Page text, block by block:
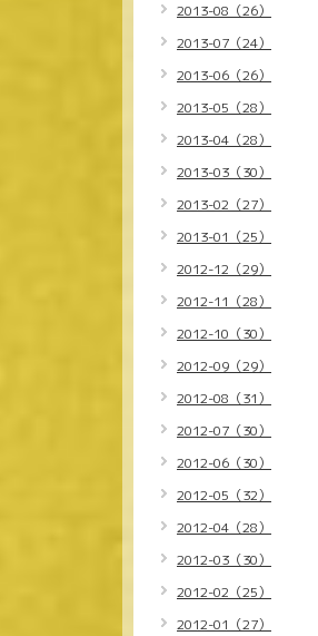
2013-08（26）
2013-07（24）
2013-06（26）
2013-05（28）
2013-04（28）
2013-03（30）
2013-02（27）
2013-01（25）
2012-12（29）
2012-11（28）
2012-10（30）
2012-09（29）
2012-08（31）
2012-07（30）
2012-06（30）
2012-05（32）
2012-04（28）
2012-03（30）
2012-02（25）
2012-01（27）